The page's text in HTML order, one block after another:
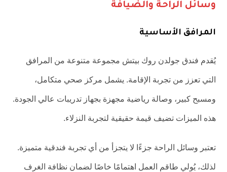
وسائل الراحة والضيافة
المرافق الأساسية
يُقدم فندق جولدن روك بيتش مجموعة متنوعة من المرافق
التي تعزز من تجربة الإقامة. يشمل مركز صحي متكامل،
ومسبح كبير، وصالة رياضية مجهزة بجهاز تدريبات عالي الجودة.
هذه الميزات تضيف قيمة حقيقية لتجربة النزلاء.
تعتبر وسائل الراحة جزءًا لا يتجزأ من أي تجربة فندقية متميزة.
لذلك، يُولي طاقم العمل اهتمامًا خاصًا لضمان نظافة الغرف